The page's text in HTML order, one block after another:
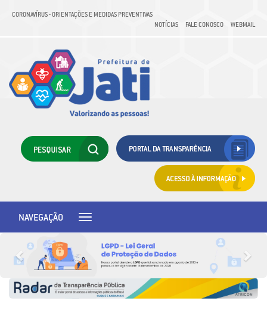
CORONAVÍRUS - ORIENTAÇÕES E MEDIDAS PREVENTIVAS
NOTÍCIAS
FALE CONOSCO WEBMAIL
Toggle
NAVEGAÇÃO
Previous